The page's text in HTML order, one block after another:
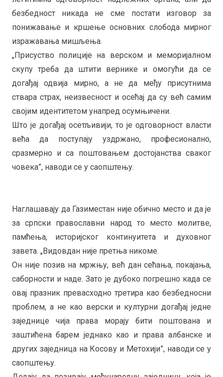
безбедност никада не сме постати изговор за
понижавање и кршење основних слобода мирног
изражавања мишљења.
„Присуство полиције на верском и меморијалном
скупу треба да штити вернике и омогући да се
догађај одвија мирно, а не да међу присутнима
ствара страх, неизвесност и осећај да су већ самим
својим идентитетом унапред осумњичени.
Што је догађај осетљивији, то је одговорност власти
већа да поступају уздржано, професионално,
сразмерно и са поштовањем достојанства сваког
човека”, наводи се у саопштењу.
Наглашавају да Газиместан није обично место и да је
за српски православни народ то место молитве,
памћења, историјског континуитета и духовног
завета. „Видовдан није претња никоме.
Он није позив на мржњу, већ дан сећања, покајања,
саборности и наде. Зато је дубоко погрешно када се
овај празник превасходно третира као безбедносни
проблем, а не као верски и културни догађај једне
заједнице чија права морају бити поштована и
заштићена барем једнако као и права албанске и
других заједница на Косову и Метохији”, наводи се у
саопштењу.